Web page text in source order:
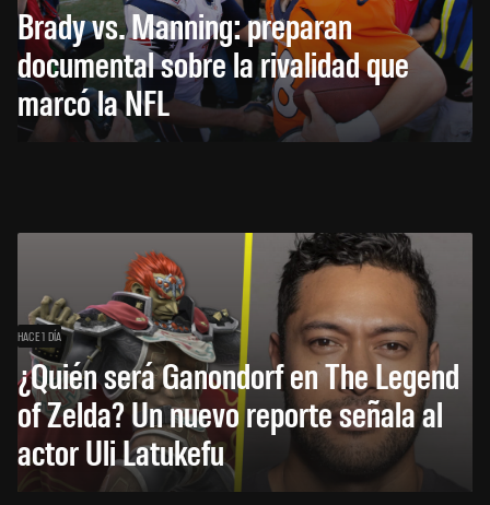
Brady vs. Manning: preparan
documental sobre la rivalidad que
marcó la NFL
HACE 1 DÍA
¿Quién será Ganondorf en The Legend
of Zelda? Un nuevo reporte señala al
actor Uli Latukefu